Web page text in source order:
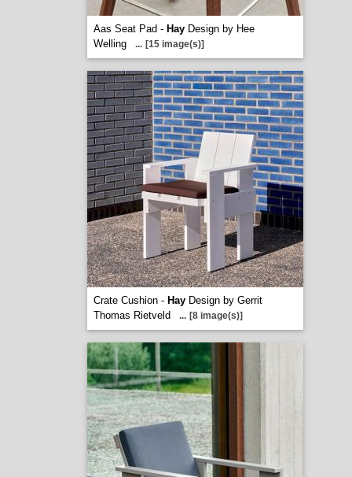
Aas Seat Pad - HayDesign by Hee
Welling
... [15 image(s)]
Crate Cushion - HayDesign by Gerrit
Thomas Rietveld
... [8 image(s)]